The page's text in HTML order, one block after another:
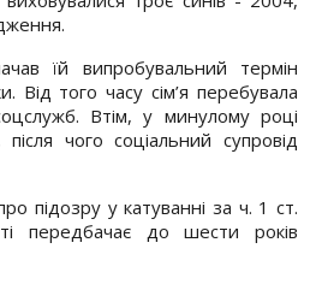
їй випробувальний термін
Від того часу сім’я перебувала
Втім, у минулому році
чого соціальний супровід
підозру у катуванні за ч. 1 ст.
передбачає до шести років